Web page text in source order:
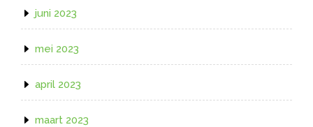
juni 2023
mei 2023
april 2023
maart 2023